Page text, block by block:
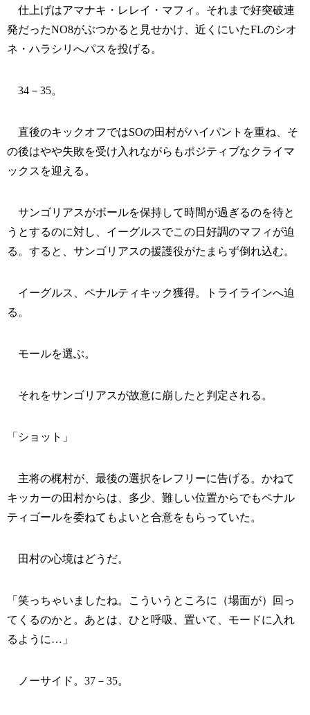
仕上げはアマナキ・レレイ・マフィ。それまで好突破連
発だったNO8がぶつかると見せかけ、近くにいたFLのシオ
ネ・ハラシリへパスを投げる。
34－35。
直後のキックオフではSOの田村がハイパントを重ね、そ
の後はやや失敗を受け入れながらもポジティブなクライマ
ックスを迎える。
サンゴリアスがボールを保持して時間が過ぎるのを待と
うとするのに対し、イーグルスでこの日好調のマフィが迫
る。すると、サンゴリアスの援護役がたまらず倒れ込む。
イーグルス、ペナルティキック獲得。トライラインへ迫
る。
モールを選ぶ。
それをサンゴリアスが故意に崩したと判定される。
「ショット」
主将の梶村が、最後の選択をレフリーに告げる。かねて
キッカーの田村からは、多少、難しい位置からでもペナル
ティゴールを委ねてもよいと合意をもらっていた。
田村の心境はどうだ。
「笑っちゃいましたね。こういうところに（場面が）回っ
てくるのかと。あとは、ひと呼吸、置いて、モードに入れ
るように…」
ノーサイド。37－35。